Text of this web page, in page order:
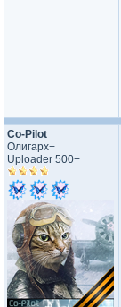
Co-Pilot
Олигарх+
Uploader 500+